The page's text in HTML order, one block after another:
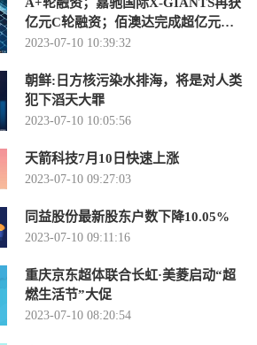
A+轮融资；嘉驰国际X-GIANTS再获
亿元C轮融资；佰澳达完成超亿元新
一轮融资
2023-07-10 10:39:32
朝鲜:日方核污染水排海，将是对人类
犯下滔天大罪
2023-07-10 10:05:56
天箭科技7月10日快速上涨
2023-07-10 09:27:03
同益股份最新股东户数下降10.05%
2023-07-10 09:11:16
重庆京东超体联合长虹·美菱启动“超
燃生活节”大促
2023-07-10 08:20:54